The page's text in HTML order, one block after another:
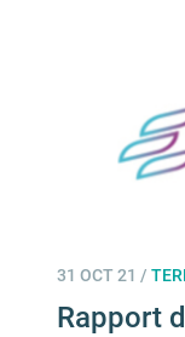
31 OCT 21 /
Rapport